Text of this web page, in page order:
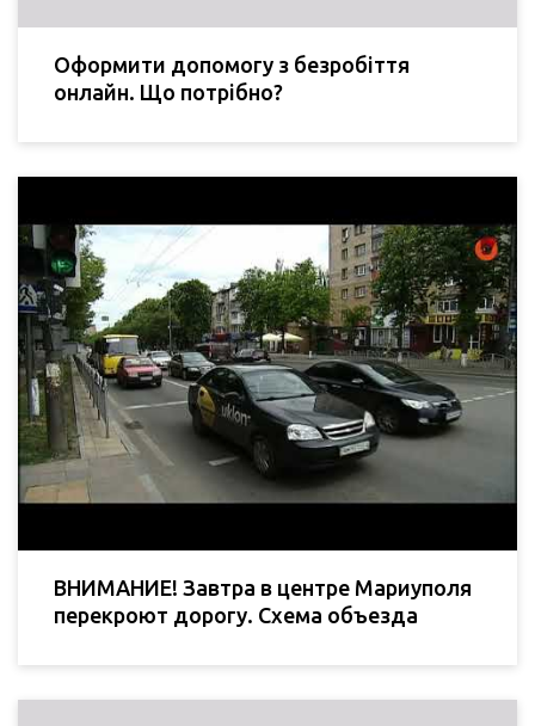
Оформити допомогу з безробіття
онлайн. Що потрібно?
ВНИМАНИЕ! Завтра в центре Мариуполя
перекроют дорогу. Схема объезда